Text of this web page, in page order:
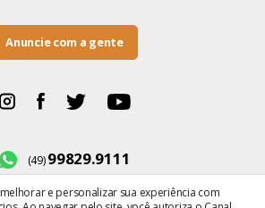
e personalizar sua experiência com
Anuncie com a gente
(49)99829.9111
BR-282, número 500